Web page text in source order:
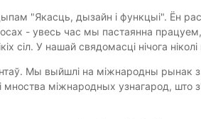
"Якасць, дызайн і функцыі". Ён
- увесь час мы пастаянна
сіл. У нашай свядомасці нічога
Мы выйшлі на міжнародны
міжнародных узнагарод,